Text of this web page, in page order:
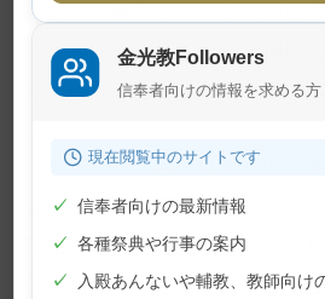
お道の先輩方は、「金光が世
ぞ」と仰せになる金光大神様
導かれて、世界に向かって一
そうした先輩方に続く思いで
場所で信心生活を進めていよ
布教に従っていようと、私た
心にあるぞ」と仰せになるご
金光教Followers
信奉者向けの情報を求める方
現在閲覧中のサイトです
✓ 信奉者向けの最新情報
✓ 各種祭典や行事の案内
✓ 入殿あんないや輔教、教師向け